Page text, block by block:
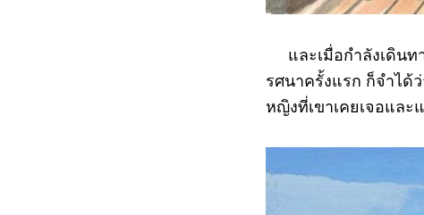
และเมื่อกำลังเดินท
รศนาครั้งแรก ก็จำได้
หญิงที่เขาเคยเจอและ